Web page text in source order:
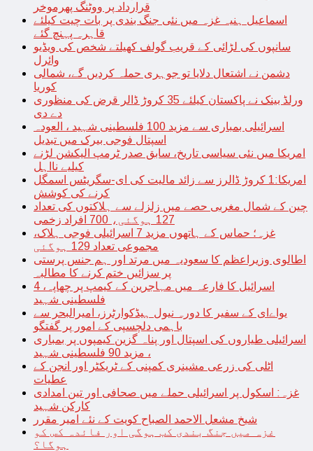
قرارداد پر ووٹنگ پھرموخر
اسماعیل ہنیہ غزہ میں نئی جنگ بندی پر بات چیت کیلئے
قاہرہ پہنچ گئے
سانپوں کی لڑائی کے قریب گولف کھیلتے شخص کی ویڈیو
وائرل
دشمن نے اشتعال دلایا تو جوہری حملہ کردیں گے، شمالی
کوریا
ورلڈ بینک نے پاکستان کیلئے 35 کروڑ ڈالر قرض کی منظوری
دے دی
اسرائیلی بمباری سے مزید 100 فلسطینی شہید ، العودہ
اسپتال فوجی بیرک میں تبدیل
امریکا میں نئی سیاسی تاریخ، سابق صدر ٹرمپ الیکشن لڑنے
کیلیے نااہل
امریکا:1 کروڑ ڈالرز سے زائد مالیت کی ای-سگریٹس اسمگل
کرنے کی کوشش
چین کے شمال مغربی حصے میں زلزلے سے ہلاکتوں کی تعداد
127 ہوگئی، 700 افراد زخمی
غزہ؛ حماس کے ہاتھوں مزید 7 اسرائیلی فوجی ہلاک،
مجموعی تعداد 129 ہوگئی
اطالوی وزیراعظم کا سعودیہ میں مرتد اور ہم جنس پرستی
پر سزائیں ختم کرنے کا مطالبہ
اسرائیل کا فارعہ میں مہاجرین کے کیمپ پر چھاپہ، 4
فلسطینی شہید
یواےای کے سفیر کا دورہ نیول ہیڈکوارٹرز، امیرالبحر سے
باہمی دلچسپی کے امور پر گفتگو
اسرائیلی طیاروں کی اسپتال اور پناہ گزین کیمپوں پر بمباری
، مزید 90 فلسطینی شہید
اٹلی کی زرعی مشینری کمپنی کے ٹریکٹر اور انجن کے
عطیات
غزہ: اسکول پر اسرائیلی حملے میں صحافی اور تین امدادی
کارکن شہید
شیخ مشعل الاحمد الصباح کویت کے نئے امیر مقرر
غزہ میں جنگ بندی کب ہوگی اور فائدہ کس کو
ہوگا؟